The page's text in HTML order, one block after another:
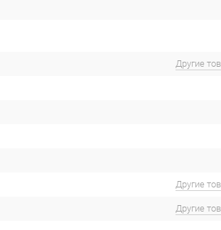
Другие
Другие
Другие